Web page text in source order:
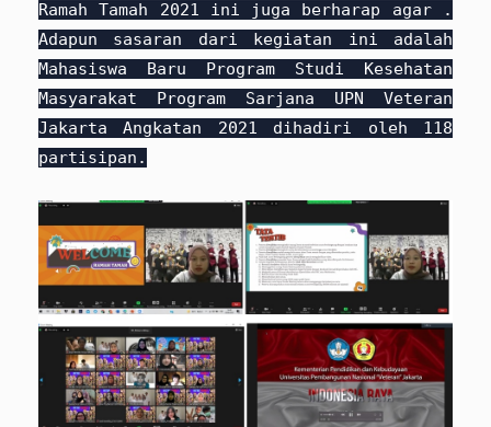
Ramah Tamah 2021 ini juga berharap agar .
Adapun sasaran dari kegiatan ini adalah
Mahasiswa Baru Program Studi Kesehatan
Masyarakat Program Sarjana UPN Veteran
Jakarta Angkatan 2021 dihadiri oleh 118
partisipan.